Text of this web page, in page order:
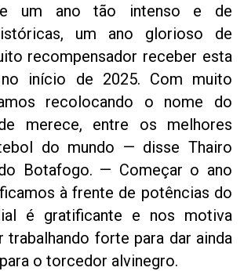
um ano tão intenso e de
um ano glorioso de
recompensador receber esta
início de 2025. Com muito
recolocando o nome do
merece, entre os melhores
do mundo — disse Thairo
Botafogo. — Começar o ano
à frente de potências do
é gratificante e nos motiva
trabalhando forte para dar ainda
o torcedor alvinegro.